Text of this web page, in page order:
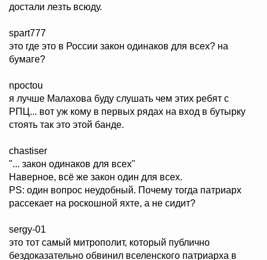
достали лезть всюду.
spart777
это где это в России закон одинаков для всех? на
бумаге?
npoctou
я лучше Малахова буду слушать чем этих ребят с
РПЦ... вот уж кому в первых рядах на вход в бутырку
стоять так это этой банде.
chastiser
"... закон одинаков для всех"
Наверное, всё же закон один для всех.
PS: один вопрос неудобный. Почему тогда патриарх
рассекает на роскошной яхте, а не сидит?
sergy-01
это тот самый митрополит, который публично
бездоказательно обвинил вселенского патриарха в